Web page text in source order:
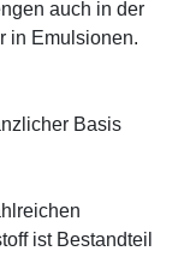
auch in der
in Emulsionen.
Basis
ist Bestandteil